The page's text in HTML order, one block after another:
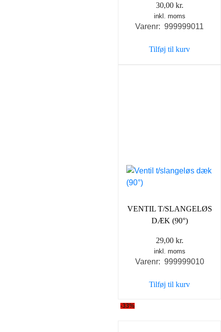
30,00 kr.
inkl. moms
Varenr: 999999011
Tilføj til kurv
VENTIL T/SLANGELØS
DÆK (90°)
29,00 kr.
inkl. moms
Varenr: 999999010
Tilføj til kurv
-33%